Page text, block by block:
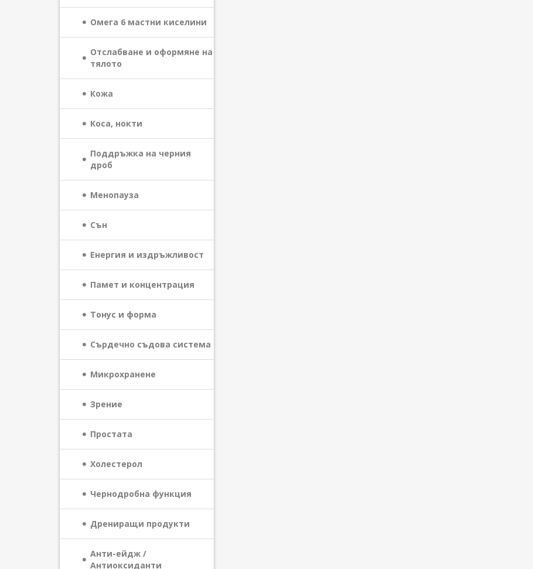
Омега 6 мастни киселини
Отслабване и оформяне на
тялото
Кожа
Коса, нокти
Поддръжка на черния
дроб
Менопауза
Сън
Енергия и издръжливост
Памет и концентрация
Тонус и форма
Сърдечно съдова система
Микрохранене
Зрение
Простата
Холестерол
Чернодробна функция
Дрениращи продукти
Анти-ейдж /
Антиоксиданти